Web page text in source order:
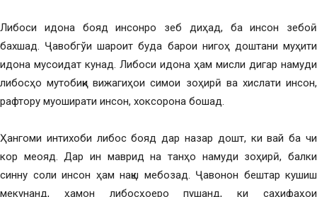
Либоси идона бояд инсонро зеб диҳад, ба инсон зебоӣ
бахшад. Ҷавобгўи шароит буда барои нигоҳ доштани муҳити
идона мусоидат кунад. Либоси идона ҳам мисли дигар намуди
либосҳо мутобиқи вижагиҳои симои зоҳирӣ ва хислати инсон,
рафтору муоширати инсон, хоксорона бошад.
Ҳангоми интихоби либос бояд дар назар дошт, ки вай ба чи
кор меояд. Дар ин маврид на танҳо намуди зоҳирӣ, балки
синну соли инсон ҳам нақш мебозад. Ҷавонон бештар кушиш
мекунанд, ҳамон либосҳоеро пушанд, ки саҳифаҳои